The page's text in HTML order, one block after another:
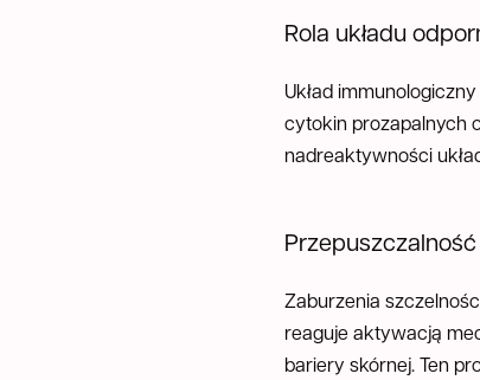
Rola układu
Układ
cytokin prozapalnych
nadreaktywności
Zaburzenia
reaguje aktywacją
bariery skórnej. Ten